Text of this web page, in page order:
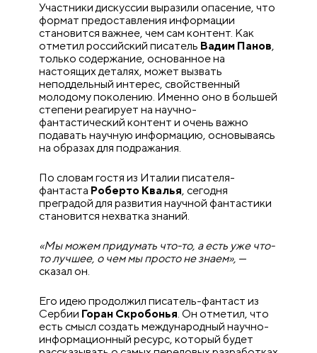
Участники дискуссии выразили опасение, что
формат предоставления информации
становится важнее, чем сам контент. Как
отметил российский писатель Вадим Панов,
только содержание, основанное на
настоящих деталях, может вызвать
неподдельный интерес, свойственный
молодому поколению. Именно оно в большей
степени реагирует на научно-
фантастический контент и очень важно
подавать научную информацию, основываясь
на образах для подражания.
По словам гостя из Италии писателя-
фантаста Роберто Квалья, сегодня
преградой для развития научной фантастики
становится нехватка знаний.
«Мы можем придумать что-то, а есть уже что-
то лучшее, о чем мы просто не знаем», —
сказал он.
Его идею продолжил писатель-фантаст из
Сербии Горан Скробонья. Он отметил, что
есть смысл создать международный научно-
информационный ресурс, который будет